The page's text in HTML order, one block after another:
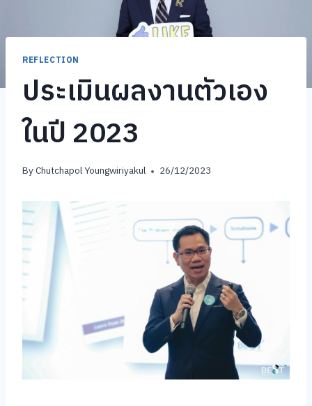
REFLECTION
ประเมินผลงานตัวเอง
ในปี 2023
ByChutchapol Youngwiriyakul 26/12/2023